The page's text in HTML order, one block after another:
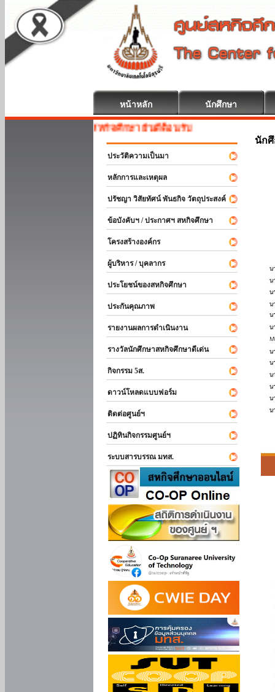
หน้าหลัก นักศึกษา
สหกิจศึกษา ยินดีต้อนรับ
ประวัติความเป็นมา
หลักการและเหตุผล
ปรัชญา วิสัยทัศน์ พันธกิจ วัตถุประสงค์
ข้อบังคับฯ / ประกาศฯ สหกิจศึกษา
โครงสร้างองค์กร
ผู้บริหาร / บุคลากร
ประโยชน์ของสหกิจศึกษา
ประกันคุณภาพ
รายงานผลการดำเนินงาน
รางวัลนักศึกษาสหกิจศึกษาดีเด่น
กิจกรรม 5ส.
ดาวน์โหลดแบบฟอร์ม
ติดต่อศูนย์ฯ
ปฏิทินกิจกรรมศูนย์ฯ
ระบบสารบรรณ มทส.
นัก